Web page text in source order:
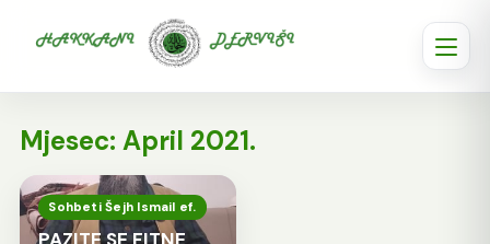
Mjesec: April 2021.
Sohbeti Šejh Ismail ef.